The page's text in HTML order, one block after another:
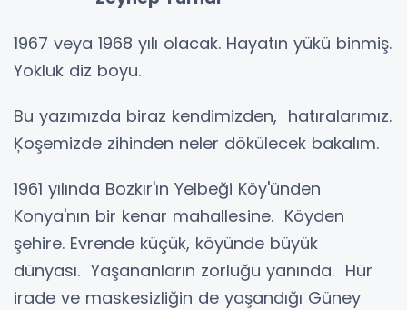
1967 veya 1968 yılı olacak. Hayatın yükü binmiş.
Yokluk diz boyu.
Bu yazımızda biraz kendimizden, hatıralarımız.
Ķoşemizde zihinden neler dökülecek bakalım.
1961 yılında Bozkır'ın Yelbeği Köy'ünden
Konya'nın bir kenar mahallesine. Köyden
şehire. Evrende küçük, köyünde büyük
dünyası. Yaşananların zorluğu yanında. Hür
irade ve maskesizliğin de yaşandığı Güney